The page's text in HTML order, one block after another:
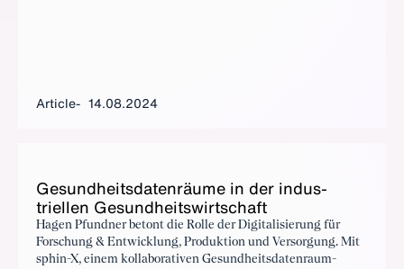
Article 14.08.2024
Gesund­heits­daten­räume in der in­dus­
triellen Gesund­heitswirtschaft
Hagen Pfundner betont die Rolle der Digitalisierung für
Forschung & Entwicklung, Produktion und Versorgung. Mit
sphin-X, einem kollaborativen Gesundheitsdatenraum-